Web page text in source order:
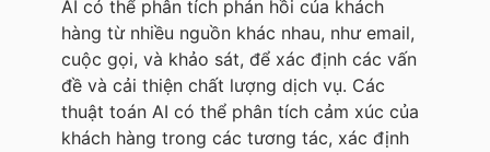
AI có thể phân tích phản hồi của khách
hàng từ nhiều nguồn khác nhau, như email,
cuộc gọi, và khảo sát, để xác định các vấn
đề và cải thiện chất lượng dịch vụ. Các
thuật toán AI có thể phân tích cảm xúc của
khách hàng trong các tương tác, xác định